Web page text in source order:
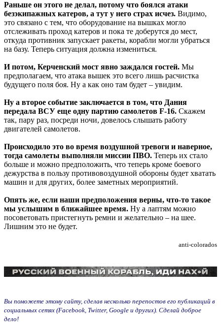
Раньше он этого не делал, потому что боялся атаки
безэкипажных катеров, а тут у него страх исчез. Видимо,
это связано с тем, что оборудование на вышках могло
отслеживать проход катеров и пока те доберутся до мест,
откуда противник запускает ракеты, корабли могли убраться
на базу. Теперь ситуация должна измениться.
И потом, Керченский мост явно заждался гостей. Мы
предполагаем, что атака вышек это всего лишь расчистка
будущего поля боя. Ну а как оно там будет – увидим.
Ну а второе событие заключается в том, что Дания
передала ВСУ еще одну партию самолетов F-16. Скажем
так, пару раз, посреди ночи, довелось слышать работу
двигателей самолетов.
Происходило это во время воздушной тревоги и наверное,
тогда самолеты выполняли миссии ПВО. Теперь их стало
больше и можно предположить, что теперь кроме боевого
дежурства в пользу противовоздушной обороны будет хватать
машин и для других, более заметных мероприятий.
Опять же, если наши предположения верны, что-то такое
мы услышим в ближайшее время. Ну а лаптям можно
посоветовать пристегнуть ремни и желательно – на шее.
Лишним это не будет.
anti-colorados
Вы поможете этому сайту, сделав несколько перепостов его публикаций в
социальных сетях (Facebook, Twitter, Google и других). Сделай доброе
дело!